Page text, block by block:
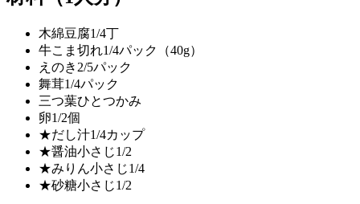
木綿豆腐1/4丁
牛こま切れ1/4パック（40g）
えのき 2/5パック
舞茸1/4パック
三つ葉ひとつかみ
卵1/2個
★だし汁1/4カップ
★醤油小さじ1/2
★みりん小さじ1/4
★砂糖小さじ1/2